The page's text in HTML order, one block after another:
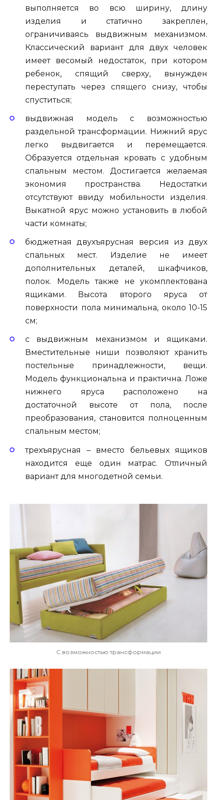
выполняется во всю ширину, длину
изделия и статично закреплен,
ограничиваясь выдвижным механизмом.
Классический вариант для двух человек
имеет весомый недостаток, при котором
ребенок, спящий сверху, вынужден
переступать через спящего снизу, чтобы
спуститься;
выдвижная модель с возможностью
раздельной трансформации. Нижний ярус
легко выдвигается и перемещается.
Образуется отдельная кровать с удобным
спальным местом. Достигается желаемая
экономия пространства. Недостатки
отсутствуют ввиду мобильности изделия.
Выкатной ярус можно установить в любой
части комнаты;
бюджетная двухъярусная версия из двух
спальных мест. Изделие не имеет
дополнительных деталей, шкафчиков,
полок. Модель также не укомплектована
ящиками. Высота второго яруса от
поверхности пола минимальна, около 10-15
см;
с выдвижным механизмом и ящиками.
Вместительные ниши позволяют хранить
постельные принадлежности, вещи.
Модель функциональна и практична. Ложе
нижнего яруса расположено на
достаточной высоте от пола, после
преобразования, становится полноценным
спальным местом;
трехъярусная – вместо бельевых ящиков
находится еще один матрас. Отличный
вариант для многодетной семьи.
С возможностью трансформации